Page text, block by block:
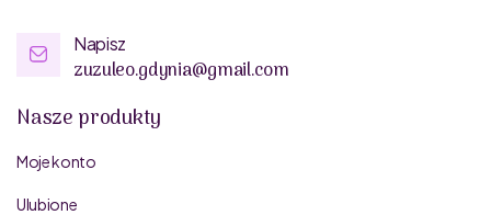
Napisz
zuzuleo.gdynia@gmail.com
Nasze produkty
Moje konto
Ulubione